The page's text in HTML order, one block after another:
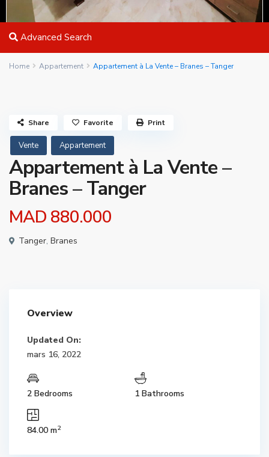
Advanced Search
Home Appartement Appartement à La Vente – Branes – Tanger
Vente Appartement
Appartement à La Vente –
Branes – Tanger
MAD 880.000
Tanger, Branes
Share Favorite Print
Overview
Updated On:
mars 16, 2022
2 Bedrooms 1 Bathrooms
84.00 m2